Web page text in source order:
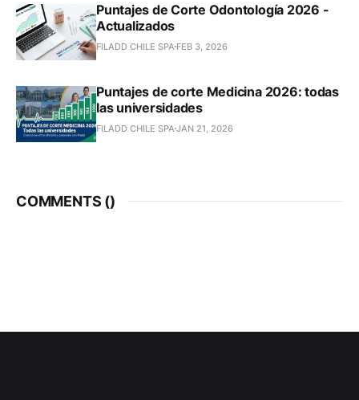
Puntajes de Corte Odontología 2026 -
Actualizados
FILADD CHILE SPA FEB 3, 2026
Puntajes de corte Medicina 2026: todas
las universidades
FILADD CHILE SPA JAN 21, 2026
COMMENTS ()